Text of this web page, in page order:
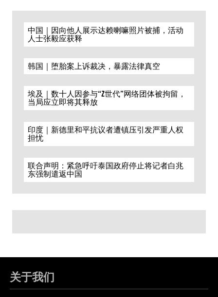
中国｜因向他人展示达赖喇嘛照片被捕，活动
人士张毅应获释
韩国｜堕胎案上诉裁决，暴露法律真空
埃及｜数十人因参与“Z世代”网络团体被拘留，
当局应立即将其释放
印度｜新德里和平抗议者遭镇压引发严重人权
担忧
联合声明：紧急呼吁泰国政府停止将记者白兆
东强制遣返中国
关于我们